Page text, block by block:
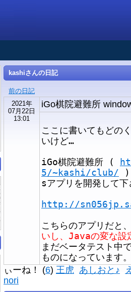
kashiさんの日記
前の日記
2021年
07月22日
13:01
iGo棋院避難所
ここに書いてもどの
いけど…
iGo棋院避難所 (
5/~kashi/club/ )
sアプリを開発して
http://
こちらのアプリだと
いし、Javaの変な設
まだベータテスト中
ものになっています
ぃーね！ (6) 王虎 あしおと♪
nori